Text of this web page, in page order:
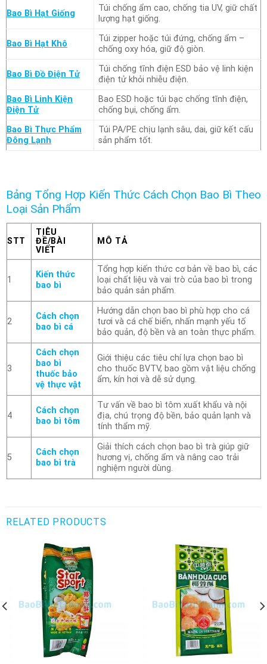
Bao Bì Hạt Giống
Túi chống ẩm cao, chống tia UV, giữ chất
lượng hạt giống.
Bao Bì Hạt Khô
Túi zipper hoặc túi đứng, chống ẩm –
chống oxy hóa, giữ độ giòn.
Bao Bì Đồ Điện Tử
Túi chống tĩnh điện ESD bảo vệ linh kiện
điện tử khỏi nhiễu điện.
Bao Bì Linh Kiện
Điện Tử
Bao ESD hoặc túi bạc chống tĩnh điện,
chống bụi, chống ẩm.
Bao Bì Thực Phẩm
Đông Lạnh
Túi PA/PE chịu lạnh sâu, dai, giữ kết cấu
sản phẩm tốt.
Bảng Tổng Hợp Kiến Thức Cách Chọn Bao Bì Theo
Loại Sản Phẩm
STT
TIÊU
ĐỀ/BÀI
VIẾT
MÔ TẢ
1
Kiến thức
bao bì
Tổng hợp kiến thức cơ bản về bao bì, các
loại chất liệu và vai trò của bao bì trong
bảo quản sản phẩm.
2
Cách chọn
bao bì cá
Hướng dẫn chọn bao bì phù hợp cho cá
tươi và cá chế biến, nhấn mạnh yếu tố
bảo quản, độ bền và an toàn thực phẩm.
3
Cách chọn
bao bì
thuốc bảo
vệ thực vật
Giới thiệu các tiêu chí lựa chọn bao bì
cho thuốc BVTV, bao gồm vật liệu chống
ẩm, kín hơi và dễ sử dụng.
4
Cách chọn
bao bì tôm
Tư vấn về bao bì tôm xuất khẩu và nội
địa, chú trọng độ bền, bảo quản lạnh và
tính thẩm mỹ.
5
Cách chọn
bao bì trà
Giải thích cách chọn bao bì trà giúp giữ
hương vị, chống ẩm và nâng cao trải
nghiệm người dùng.
RELATED PRODUCTS